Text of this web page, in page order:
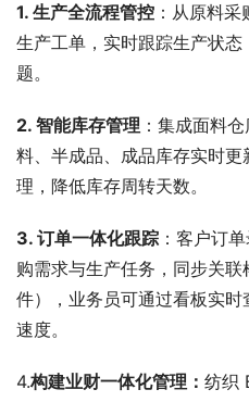
1. 生产全流程管控 ：从原料
生产工单，实时跟踪生产状
题。
2. 智能库存管理 ：集成面料
料、半成品、成品库存实时
理，降低库存周转天数。
3. 订单一体化跟踪 ：客户订
购需求与生产任务，同步关
件），业务员可通过看板实
速度。
4.构建业财一体化管理： 纺织